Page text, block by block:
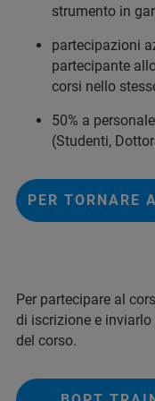
strumento in
partecipazioni
partecipante
corsi nello
50% a
(Studenti,
PER TORNARE
Per partecipare al
di iscrizione e
del corso.